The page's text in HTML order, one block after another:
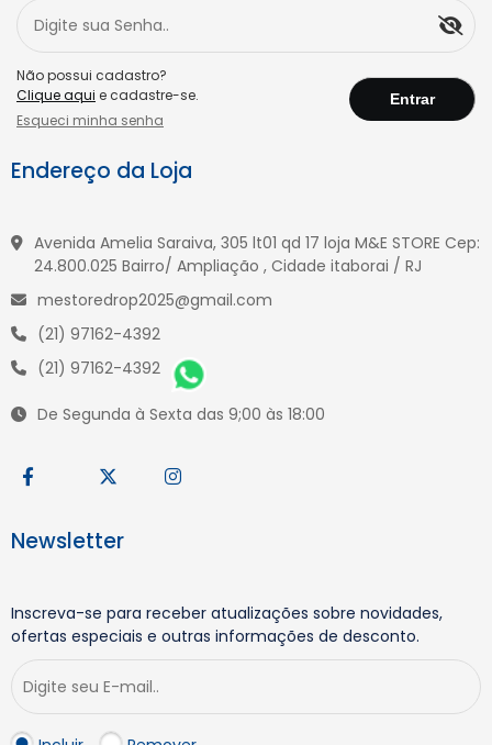
Não possui cadastro?
Clique aqui e cadastre-se.
Esqueci minha senha
Endereço da Loja
Avenida Amelia Saraiva, 305 lt01 qd 17 loja M&E STORE Cep:
24.800.025 Bairro/ Ampliação , Cidade itaborai / RJ
mestoredrop2025@gmail.com
(21) 97162-4392
(21) 97162-4392
De Segunda à Sexta das 9;00 às 18:00
Newsletter
Inscreva-se para receber atualizações sobre novidades,
ofertas especiais e outras informações de desconto.